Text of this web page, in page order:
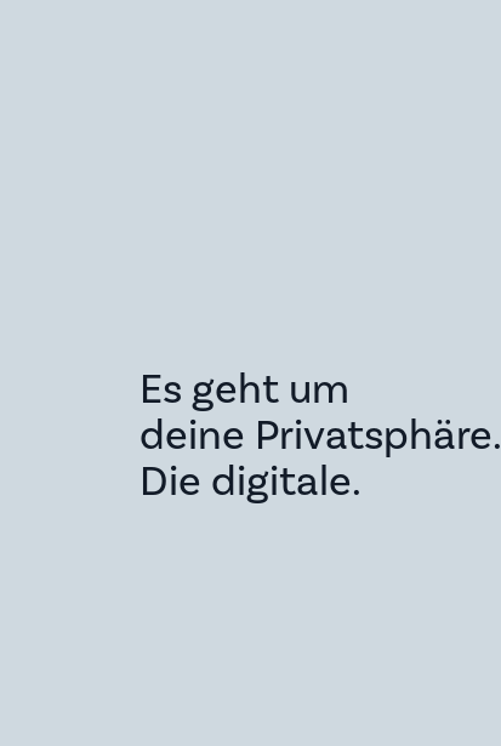
Es geht um
deine Privatsphäre.
Die digitale.